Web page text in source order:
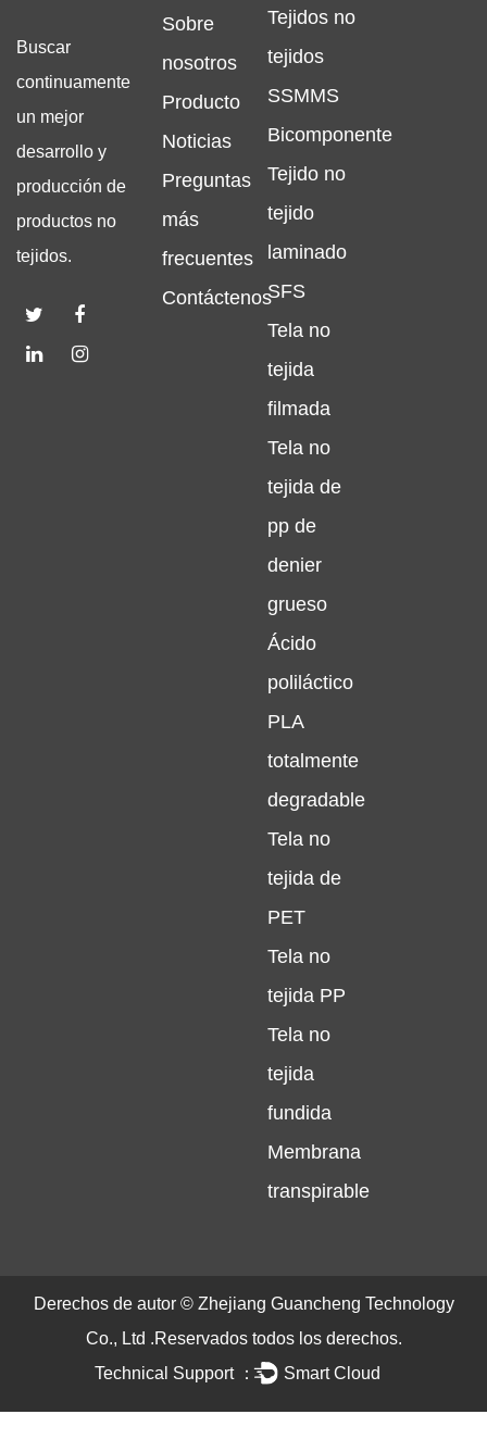
Buscar
continuamente
un mejor
desarrollo y
producción de
productos no
tejidos.
Sobre
nosotros
Producto
Noticias
Preguntas
más
frecuentes
Contáctenos
Tejidos no
tejidos
SSMMS
Bicomponente
Tejido no
tejido
laminado
SFS
Tela no
tejida
filmada
Tela no
tejida de
pp de
denier
grueso
Ácido
poliláctico
PLA
totalmente
degradable
Tela no
tejida de
PET
Tela no
tejida PP
Tela no
tejida
fundida
Membrana
transpirable
Derechos de autor © Zhejiang Guancheng Technology
Co., Ltd .Reservados todos los derechos.
Technical Support ： Smart Cloud